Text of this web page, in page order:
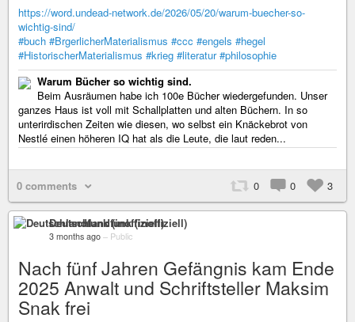
https://word.undead-network.de/2026/05/20/warum-buecher-so-
wichtig-sind/
#buch #BrgerlicherMaterialismus #ccc #engels #hegel
#HistorischerMaterialismus #krieg #literatur #philosophie
Warum Bücher so wichtig sind.
Beim Ausräumen habe ich 100e Bücher wiedergefunden. Unser
ganzes Haus ist voll mit Schallplatten und alten Büchern. In so
unterirdischen Zeiten wie diesen, wo selbst ein Knäckebrot von
Nestlé einen höheren IQ hat als die Leute, die laut reden...
0 comments 0 0 3
Deutschlandfunk (inoffiziell)
3 months ago – Public
Nach fünf Jahren Gefängnis kam Ende
2025 Anwalt und Schriftsteller Maksim
Snak frei